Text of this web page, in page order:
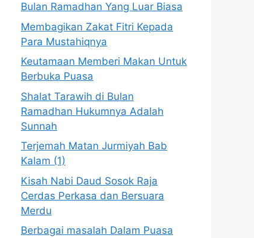
Bulan Ramadhan Yang Luar Biasa
Membagikan Zakat Fitri Kepada
Para Mustahiqnya
Keutamaan Memberi Makan Untuk
Berbuka Puasa
Shalat Tarawih di Bulan
Ramadhan Hukumnya Adalah
Sunnah
Terjemah Matan Jurmiyah Bab
Kalam (1)
Kisah Nabi Daud Sosok Raja
Cerdas Perkasa dan Bersuara
Merdu
Berbagai masalah Dalam Puasa